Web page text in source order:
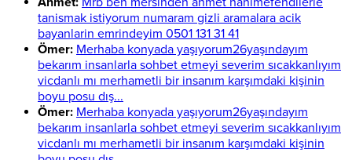
tanismak istiyorum numaram gizli aramalara acik
bayanlarin emrindeyim 0501 131 31 41
Ömer: Merhaba konyada yaşıyorum26yaşındayım
bekarım insanlarla sohbet etmeyi severim sıcakkanlıyım
vicdanlı mı merhametli bir insanım karşımdaki kişinin
boyu posu dış...
Ömer: Merhaba konyada yaşıyorum26yaşındayım
bekarım insanlarla sohbet etmeyi severim sıcakkanlıyım
vicdanlı mı merhametli bir insanım karşımdaki kişinin